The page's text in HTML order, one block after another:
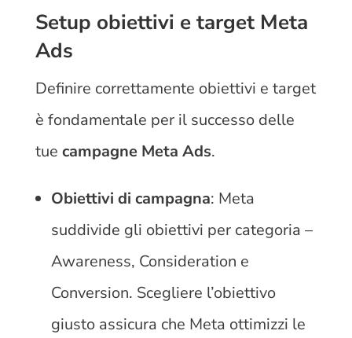
Setup obiettivi e target Meta
Ads
Definire correttamente obiettivi e target
è fondamentale per il successo delle
tue campagne Meta Ads.
Obiettivi di campagna: Meta
suddivide gli obiettivi per categoria –
Awareness, Consideration e
Conversion. Scegliere l’obiettivo
giusto assicura che Meta ottimizzi le